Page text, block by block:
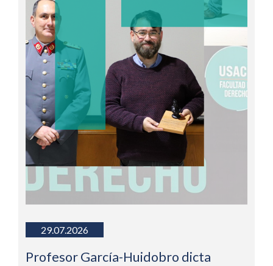
29.07.2026
Profesor García-Huidobro dicta